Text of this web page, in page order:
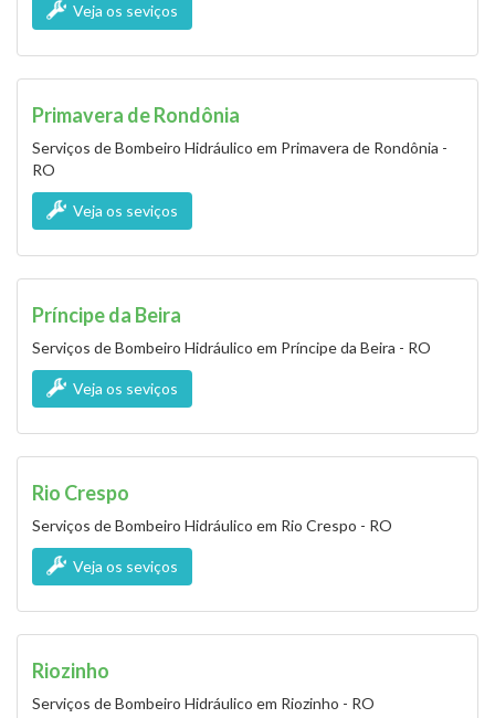
Veja os seviços
Primavera de Rondônia
Serviços de Bombeiro Hidráulico em Primavera de Rondônia -
RO
Veja os seviços
Príncipe da Beira
Serviços de Bombeiro Hidráulico em Príncipe da Beira - RO
Veja os seviços
Rio Crespo
Serviços de Bombeiro Hidráulico em Rio Crespo - RO
Veja os seviços
Riozinho
Serviços de Bombeiro Hidráulico em Riozinho - RO